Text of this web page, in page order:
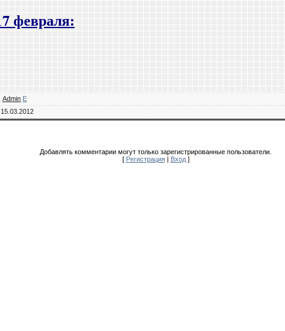
февраля:
Admin E
15.03.2012
Добавлять комментарии могут только зарегистрированные пользователи.
[ Регистрация| Вход]